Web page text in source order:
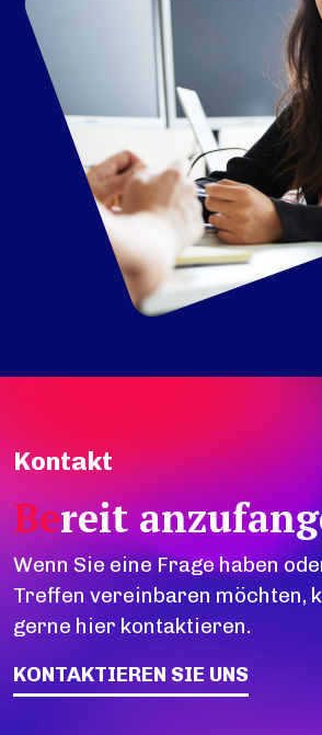
Kontakt
Bereit
Wenn Sie eine Frage haben
Treffen vereinbaren möchten,
gerne hier kontaktieren.
KONTAKTIEREN SIE UNS